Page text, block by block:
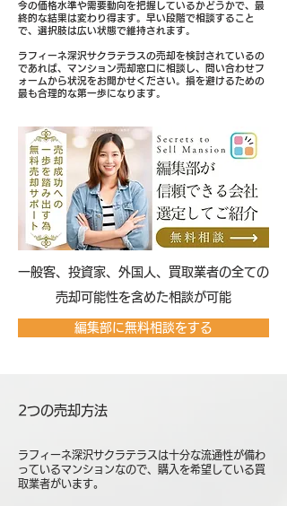
今の価格水準や需要動向を把握しているかどうかで、最
終的な結果は変わり得ます。早い段階で相談すること
で、選択肢は広い状態で維持されます。
ラフィーネ深沢サクラテラスの売却を検討されているの
であれば、マンション売却窓口に相談し、問い合わせフ
ォームから状況をお聞かせください。損を避けるための
最も合理的な第一歩になります。
​一般客、投資家、外国人、買取業者の全ての
売却可能性を含めた相談が可能
編集部に無料相談をする
2つの売却方法
ラフィーネ深沢サクラテラスは十分な流通性が備わ
っているマンションなので、購入を希望している買
取業者がいます。